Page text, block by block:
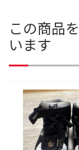
この商品
います